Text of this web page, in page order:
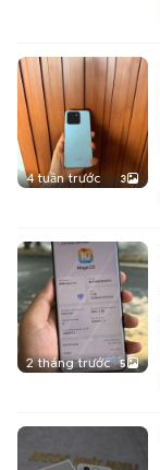
4 tuần trước 3
2 tháng trước 5